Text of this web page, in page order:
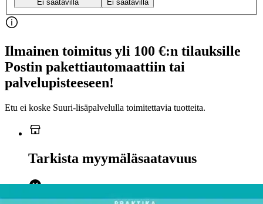
Ei saatavilla
Ei saatavilla
Ilmainen toimitus yli 100 €:n tilauksille
Postin pakettiautomaattiin tai
palvelupisteeseen!
Etu ei koske Suuri‑lisäpalvelulla toimitettavia tuotteita.
Tarkista myymäläsaatavuus